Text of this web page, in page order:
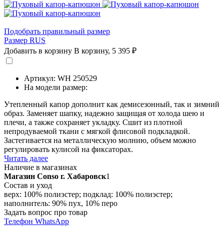
Подобрать правильный размер
Размер RUS
Добавить в корзину В корзину, 5 395 ₽
Артикул: WH 250529
На модели размер:
Утепленный капор дополнит как демисезонный, так и зимний
образ. Заменяет шапку, надежно защищая от холода шею и
плечи, а также сохраняет укладку. Сшит из плотной
непродуваемой ткани с мягкой флисовой подкладкой.
Застегивается на металлическую молнию, объем можно
регулировать кулисой на фиксаторах.
Читать далее
Наличие в магазинах
Магазин Conso г. Хабаровск1
Состав и уход
верх: 100% полиэстер; подклад: 100% полиэстер;
наполнитель: 90% пух, 10% перо
Задать вопрос про товар
Телефон WhatsApp